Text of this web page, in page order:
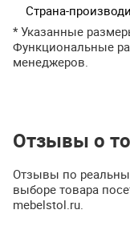
Страна-
* Указанные
Функциональные
менеджеров.
Отзывы о
Отзывы по
выборе товара
mebelstol.ru.